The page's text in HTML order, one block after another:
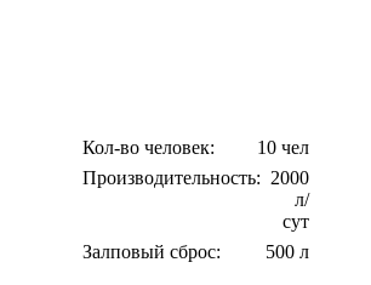
Кол-во человек:
10 чел
Производительность: 2000
л/
сут
Залповый сброс:
500 л